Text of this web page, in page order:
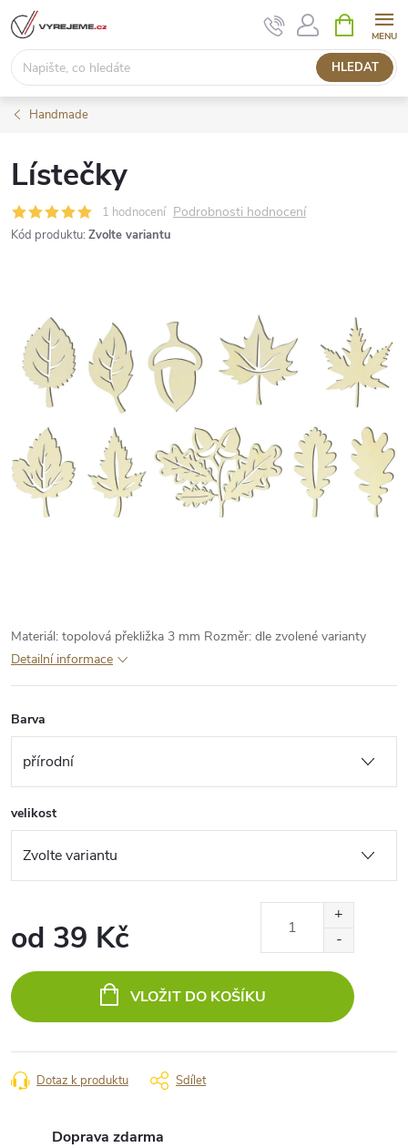
Přejít
na
obsah
HLEDAT
NÁKUPNÍ
KOŠÍK
Handmade
Lístečky
1 hodnocení Podrobnosti hodnocení
Kód produktu: Zvolte variantu
Materiál: topolová překližka 3 mm Rozměr: dle zvolené varianty
Detailní informace
Barva
velikost
od 39 Kč
cena:
VLOŽIT DO KOŠÍKU
Dotaz k produktu Sdílet
Doprava zdarma